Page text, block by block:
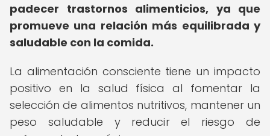
padecer trastornos alimenticios, ya que
promueve una relación más equilibrada y
saludable con la comida.
La alimentación consciente tiene un impacto
positivo en la salud física al fomentar la
selección de alimentos nutritivos, mantener un
peso saludable y reducir el riesgo de